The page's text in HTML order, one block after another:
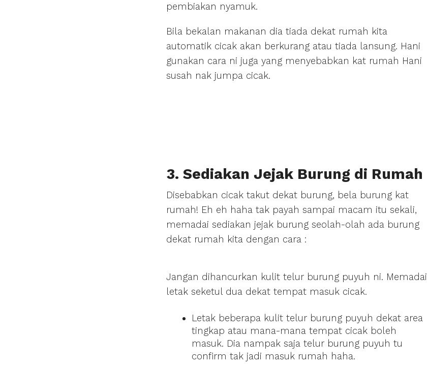
pembiakan nyamuk.
Bila bekalan makanan dia tiada dekat rumah kita
automatik cicak akan berkurang atau tiada lansung. Hani
gunakan cara ni juga yang menyebabkan kat rumah Hani
susah nak jumpa cicak.
3. Sediakan Jejak Burung di Rumah
Disebabkan cicak takut dekat burung, bela burung kat
rumah! Eh eh haha tak payah sampai macam itu sekali,
memadai sediakan jejak burung seolah-olah ada burung
dekat rumah kita dengan cara :
Jangan dihancurkan kulit telur burung puyuh ni. Memadai
letak seketul dua dekat tempat masuk cicak.
Letak beberapa kulit telur burung puyuh dekat area
tingkap atau mana-mana tempat cicak boleh
masuk. Dia nampak saja telur burung puyuh tu
confirm tak jadi masuk rumah haha.